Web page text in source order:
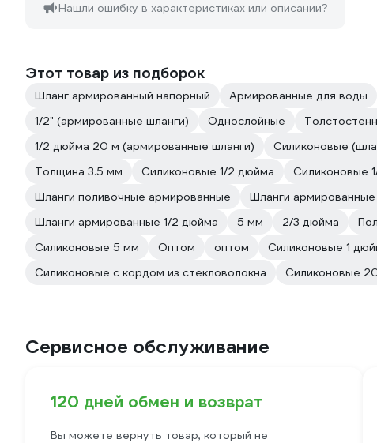
Нашли ошибку в характеристиках или описании?
Этот товар из подборок
Шланг армированный напорный Армированные для воды
1/2" (армированные шланги)
Однослойные
1/2 дюйма 20 м (армированные шланги)
Силиконовые
Толщина 3.5 мм
Силиконовые 1/2 дюйма Силиконовые
Шланги поливочные армированные
Шланги армированные
Шланги армированные 1/2 дюйма
5 мм 2/3 дюйма
Силиконовые 5 мм
Оптом оптом Силиконовые 1
Силиконовые с кордом из стекловолокна
Силиконовые
Сервисное обслуживание
120 дней обмен и возврат
Вы можете вернуть товар, который не